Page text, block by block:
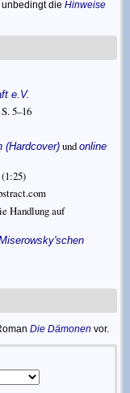
unbedingt dieHinweise
e.V.
5–16
(Hardcover)undonline
Handlung auf
Die Dämonen vor.